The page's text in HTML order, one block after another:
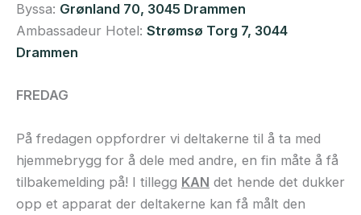
Byssa: Grønland 70, 3045 Drammen
Ambassadeur Hotel: Strømsø Torg 7, 3044
Drammen
FREDAG
På fredagen oppfordrer vi deltakerne til å ta med
hjemmebrygg for å dele med andre, en fin måte å få
tilbakemelding på! I tillegg KAN det hende det dukker
opp et apparat der deltakerne kan få målt den